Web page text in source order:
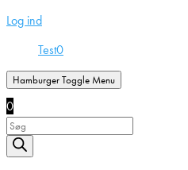
Log ind
Test0
Hamburger Toggle Menu
0
Products
search